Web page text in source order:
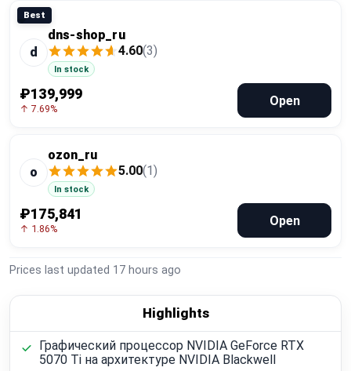
Best
d
dns-shop_ru
4.60(3)
In stock
₽139,999
↑ 7.69%
Open
o
ozon_ru
5.00(1)
In stock
₽175,841
↑ 1.86%
Open
Prices last updated 17 hours ago
Highlights
Графический процессор NVIDIA GeForce RTX
5070 Ti на архитектуре NVIDIA Blackwell